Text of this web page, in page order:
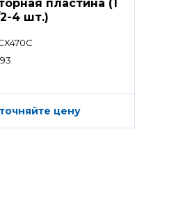
пластина (1
4 шт.)
цену